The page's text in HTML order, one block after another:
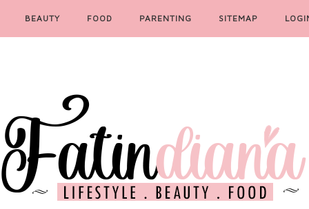
BEAUTY FOOD PARENTING SITEMAP